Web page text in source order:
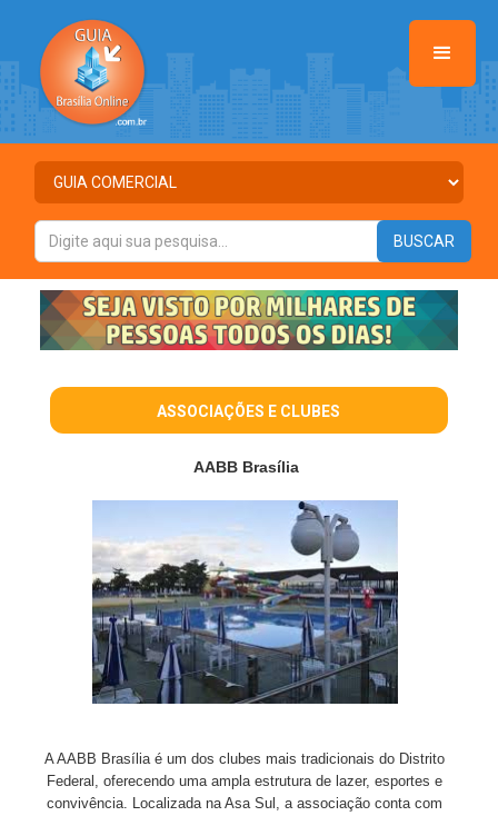
ASSOCIAÇÕES E CLUBES
AABB Brasília
A AABB Brasília é um dos clubes mais tradicionais do Distrito
Federal, oferecendo uma ampla estrutura de lazer, esportes e
convivência. Localizada na Asa Sul, a associação conta com